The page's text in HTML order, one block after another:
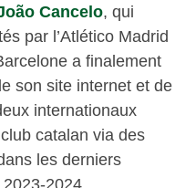
Cancelo, qui
par l’Atlético Madrid
a finalement
son site internet et de
internationaux
catalan via des
les derniers
2024.